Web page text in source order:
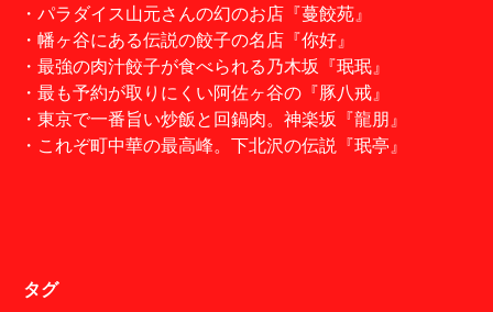
・パラダイス山元さんの幻のお店『蔓餃苑』
・幡ヶ谷にある伝説の餃子の名店『你好』
・最強の肉汁餃子が食べられる乃木坂『珉珉』
・最も予約が取りにくい阿佐ヶ谷の『豚八戒』
・東京で一番旨い炒飯と回鍋肉。神楽坂『龍朋』
・これぞ町中華の最高峰。下北沢の伝説『珉亭』
タグ